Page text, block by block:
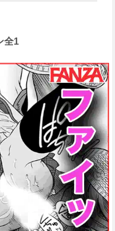
全1